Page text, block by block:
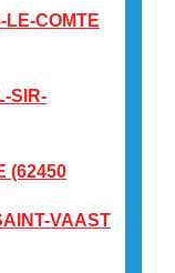
LE-COMTE
SIR-
(62450
VAAST